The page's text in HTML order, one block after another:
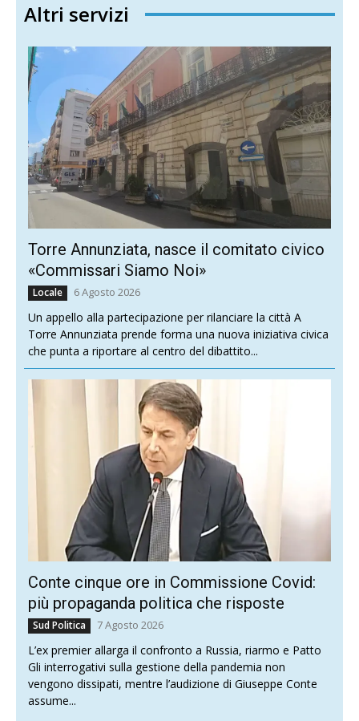
Altri servizi
Torre Annunziata, nasce il comitato civico
«Commissari Siamo Noi»
Locale 6 Agosto 2026
Un appello alla partecipazione per rilanciare la città A
Torre Annunziata prende forma una nuova iniziativa civica
che punta a riportare al centro del dibattito...
Conte cinque ore in Commissione Covid:
più propaganda politica che risposte
Sud Politica 7 Agosto 2026
L’ex premier allarga il confronto a Russia, riarmo e Patto
Gli interrogativi sulla gestione della pandemia non
vengono dissipati, mentre l’audizione di Giuseppe Conte
assume...